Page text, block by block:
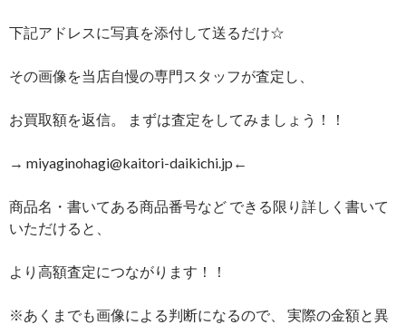
下記アドレスに写真を添付して送るだけ☆
その画像を当店自慢の専門スタッフが査定し、
お買取額を返信。 まずは査定をしてみましょう！！
→ miyaginohagi@kaitori-daikichi.jp←
商品名・書いてある商品番号など できる限り詳しく書いて
いただけると、
より高額査定につながります！！
※あくまでも画像による判断になるので、 実際の金額と異